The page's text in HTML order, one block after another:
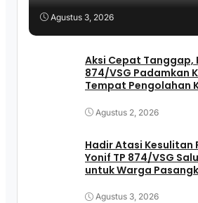
Agustus 3, 2026
Aksi Cepat Tanggap,
874/VSG Padamkan
Tempat Pengolahan
Agustus 2, 2026
Hadir Atasi Kesulitan
Yonif TP 874/VSG
untuk Warga
Agustus 3, 2026